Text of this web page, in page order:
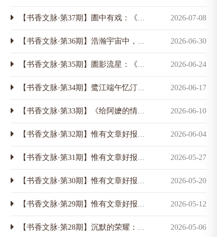
【书香文脉·第37期】圕中有戏：《主角》与馆藏秦腔剧本 2026-07-08
【书香文脉·第36期】浩瀚宇宙中，有一颗星以他为名 2026-06-30
【书香文脉·第35期】圕影流星：《厦大图书馆馆报》的故事 2026-06-24
【书香文脉·第34期】鹭江端午忆汀江，雕龙那不胜屠龙？ 2026-06-17
【书香文脉·第33期】《给阿嬷的情书》与潘懋元先生笔下的邮差 2026-06-10
【书香文脉·第32期】惟有文章好报国，肯教虚度寸光阴：张秀民的签赠本（四） 2026-06-04
【书香文脉·第31期】惟有文章好报国，肯教虚度寸光阴：张秀民的签赠本（三） 2026-05-27
【书香文脉·第30期】惟有文章好报国，肯教虚度寸光阴：张秀民的签赠本（二） 2026-05-20
【书香文脉·第29期】惟有文章好报国，肯教虚度寸光阴：张秀民的签赠本（一） 2026-05-12
【书香文脉·第28期】沉默的荣耀：吴石将军与“末次资料” 2026-05-06